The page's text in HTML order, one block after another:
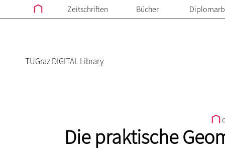
Zeitschriften Bücher
TUGraz DIGITAL Library
Die praktische